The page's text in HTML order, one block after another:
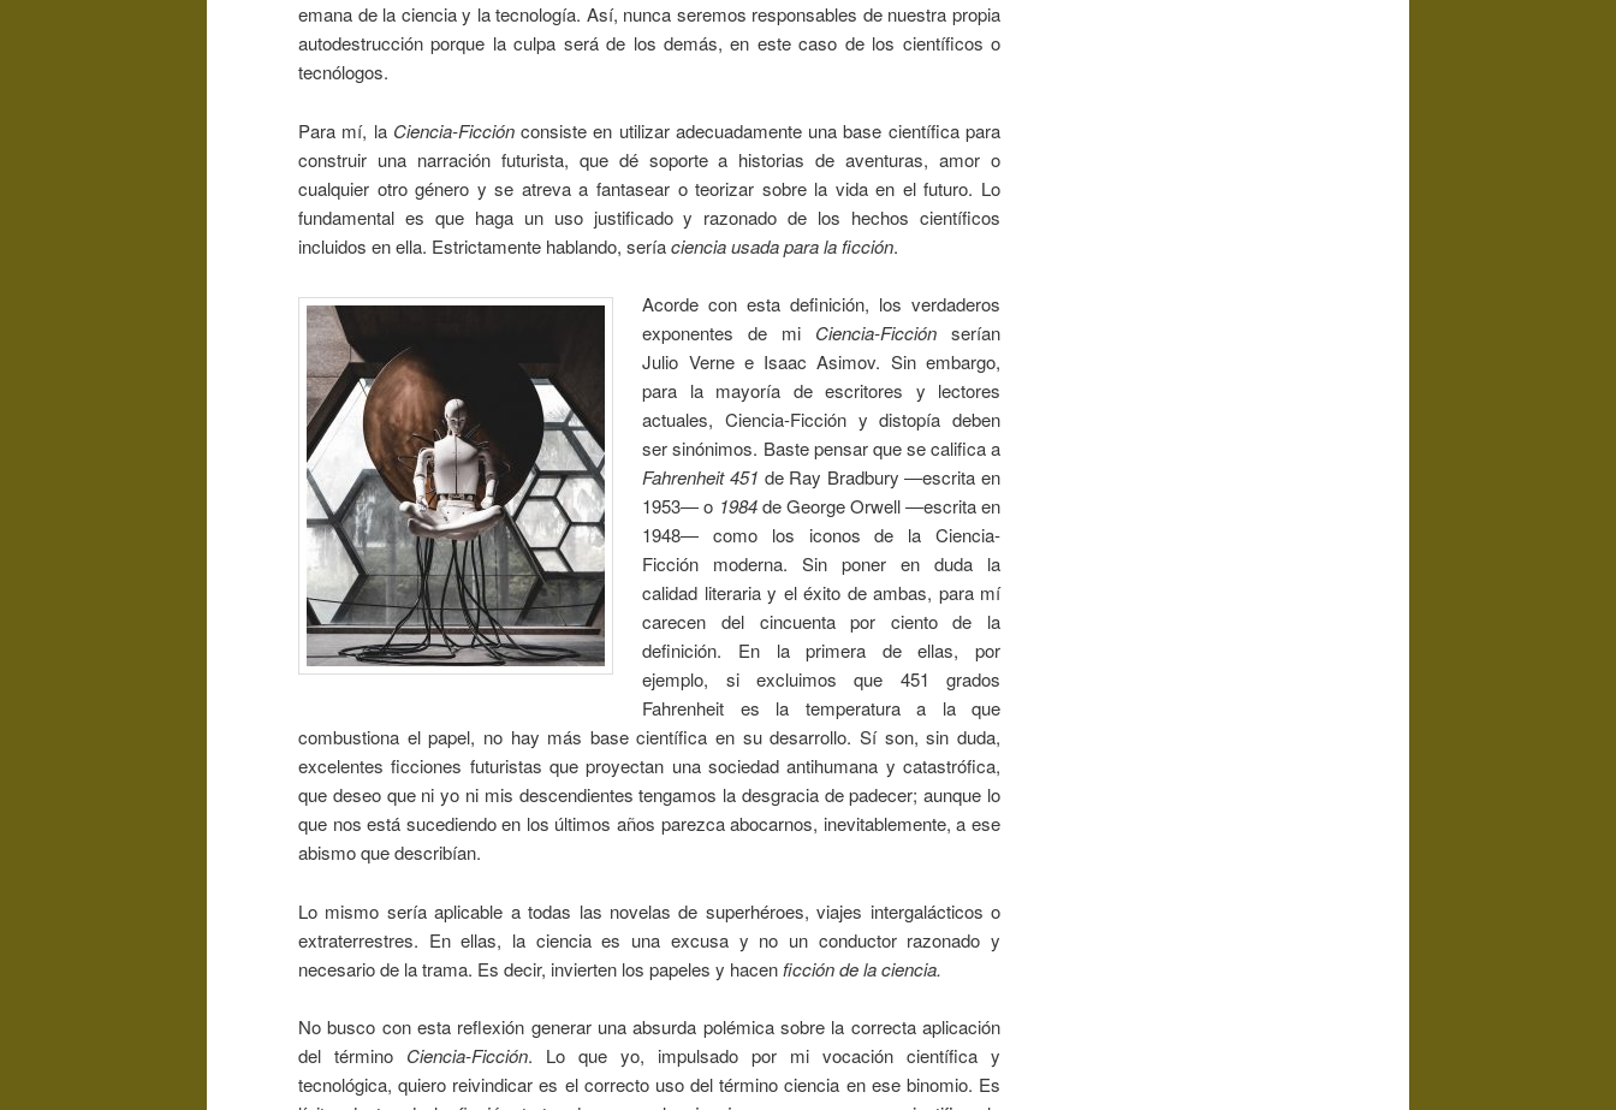
emana de la ciencia y la tecnología. Así, nunca seremos responsables de nuestra propia
autodestrucción porque la culpa será de los demás, en este caso de los científicos o
tecnólogos.
Para mí, la Ciencia-Ficciónconsiste en utilizar adecuadamente una base científica para
construir una narración futurista, que dé soporte a historias de aventuras, amor o
cualquier otro género y se atreva a fantasear o teorizar sobre la vida en el futuro. Lo
fundamental es que haga un uso justificado y razonado de los hechos científicos
incluidos en ella. Estrictamente hablando, seríaciencia usada para la ficción.
Acorde con esta definición, los verdaderos
exponentes de mi Ciencia-Ficción serían
Julio Verne e Isaac Asimov. Sin embargo,
para la mayoría de escritores y lectores
actuales, Ciencia-Ficción y distopía deben
ser sinónimos. Baste pensar que se califica a
Fahrenheit 451 de Ray Bradbury ―escrita en
1953― o 1984de George Orwell ―escrita en
1948― como los iconos de la Ciencia-
Ficción moderna. Sin poner en duda la
calidad literaria y el éxito de ambas, para mí
carecen del cincuenta por ciento de la
definición. En la primera de ellas, por
ejemplo, si excluimos que 451 grados
Fahrenheit es la temperatura a la que
combustiona el papel, no hay más base científica en su desarrollo. Sí son, sin duda,
excelentes ficciones futuristas que proyectan una sociedad antihumana y catastrófica,
que deseo que ni yo ni mis descendientes tengamos la desgracia de padecer; aunque lo
que nos está sucediendo en los últimos años parezca abocarnos, inevitablemente, a ese
abismo que describían.
Lo mismo sería aplicable a todas las novelas de superhéroes, viajes intergalácticos o
extraterrestres. En ellas, la ciencia es una excusa y no un conductor razonado y
necesario de la trama. Es decir, invierten los papeles y hacen ficción de la ciencia.
No busco con esta reflexión generar una absurda polémica sobre la correcta aplicación
del término Ciencia-Ficción. Lo que yo, impulsado por mi vocación científica y
tecnológica, quiero reivindicar es el correcto uso del término ciencia en ese binomio. Es